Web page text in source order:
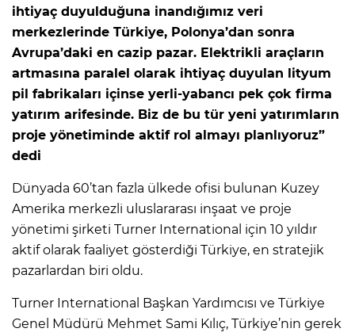
ihtiyaç duyulduğuna inandığımız veri
merkezlerinde Türkiye, Polonya’dan sonra
Avrupa’daki en cazip pazar. Elektrikli araçların
artmasına paralel olarak ihtiyaç duyulan lityum
pil fabrikaları içinse yerli-yabancı pek çok firma
yatırım arifesinde. Biz de bu tür yeni yatırımların
proje yönetiminde aktif rol almayı planlıyoruz”
dedi
Dünyada 60’tan fazla ülkede ofisi bulunan Kuzey
Amerika merkezli uluslararası inşaat ve proje
yönetimi şirketi Turner International için 10 yıldır
aktif olarak faaliyet gösterdiği Türkiye, en stratejik
pazarlardan biri oldu.
Turner International Başkan Yardımcısı ve Türkiye
Genel Müdürü Mehmet Sami Kılıç, Türkiye’nin gerek